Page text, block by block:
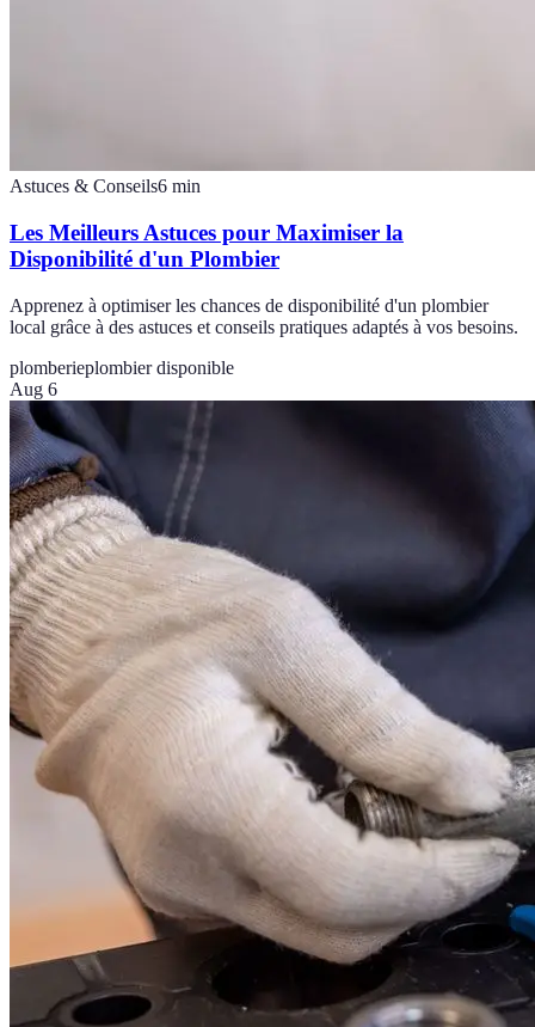
Astuces & Conseils6 min
Les Meilleurs Astuces pour Maximiser la
Disponibilité d'un Plombier
Apprenez à optimiser les chances de disponibilité d'un plombier
local grâce à des astuces et conseils pratiques adaptés à vos besoins.
plomberieplombier disponible
Aug 6